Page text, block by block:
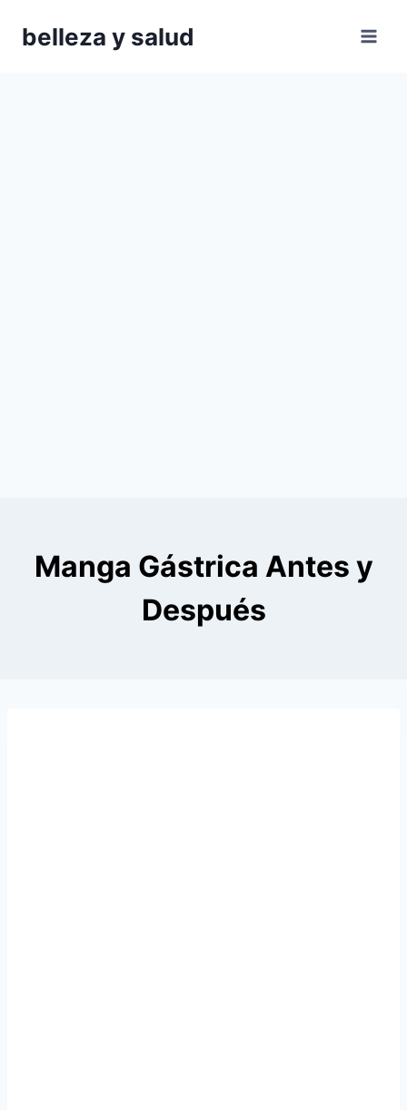
belleza y salud
Manga Gástrica Antes y
Después